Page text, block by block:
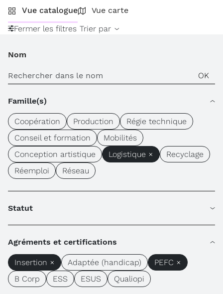
Vue catalogue
Vue carte
Fermer les filtres Trier par
Nom
Famille(s)
Coopération Production
Régie technique
Conseil et formation
Mobilités
Conception artistique
Logistique ×
Recyclage
Réemploi
Réseau
Statut
Agréments et certifications
Insertion × Adaptée (handicap)
PEFC ×
B Corp
ESS ESUS Qualiopi